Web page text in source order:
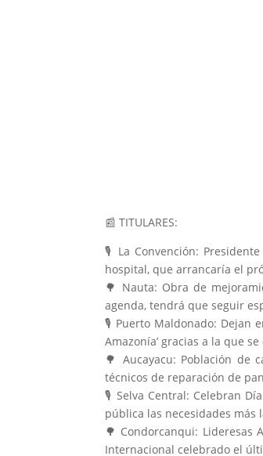
📰 TITULARES:
🎙️ La Convención:
hospital, que arrancaría el
🌳 Nauta: Obra de
agenda, tendrá que seguir
🎙️ Puerto Maldonado: Dejan
Amazonía’ gracias a la que
🌳 Aucayacu: Población de
técnicos de reparación de
🎙️ Selva Central: Celebran
pública las necesidades
🌳 Condorcanqui: Lideresas
Internacional celebrado el